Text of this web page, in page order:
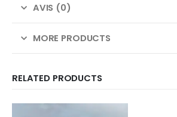
AVIS (0)
MORE PRODUCTS
RELATED PRODUCTS